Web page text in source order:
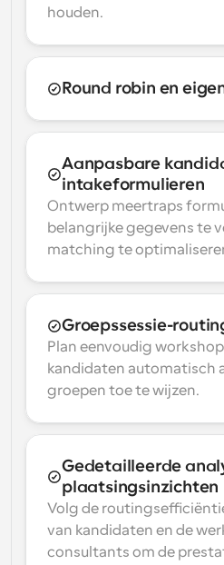
houden.
Round robin en
Aanpasbare
intakeformulieren
Ontwerp meertraps
belangrijke gegevens te
matching te
Groepssessie-
Plan eenvoudig
kandidaten automatisch
groepen toe te wijzen.
Gedetailleerde
plaatsingsinzichten
Volg de
van kandidaten en de
consultants om de